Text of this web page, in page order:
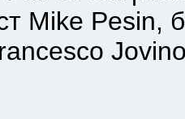
Mike Pesin,